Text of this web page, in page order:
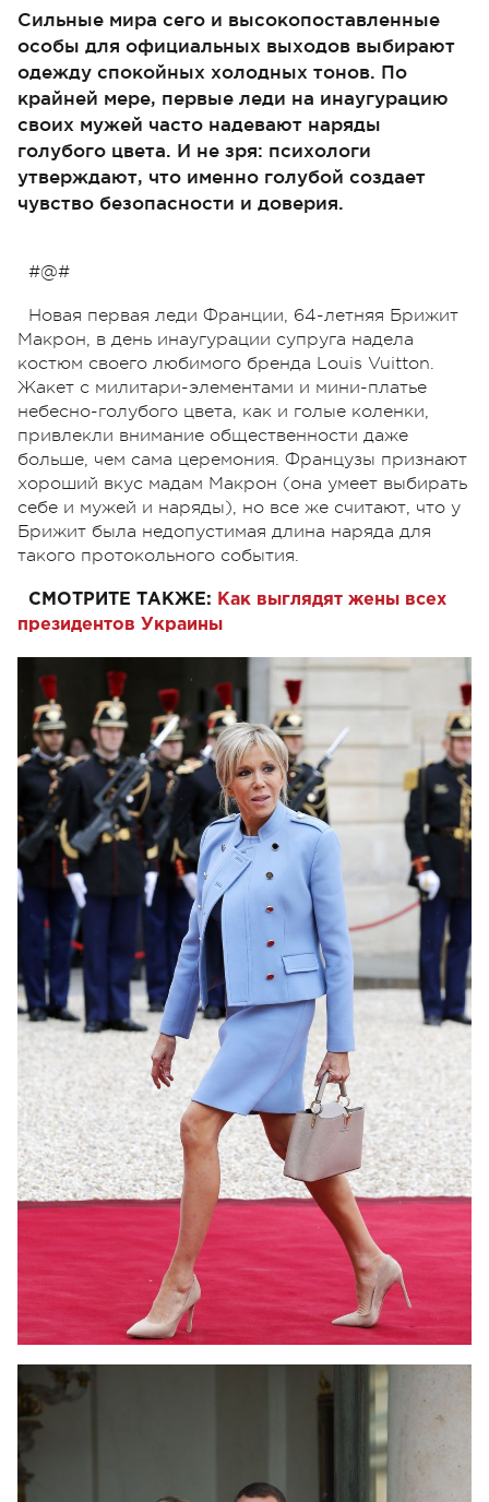
Сильные мира сего и высокопоставленные
особы для официальных выходов выбирают
одежду спокойных холодных тонов. По
крайней мере, первые леди на инаугурацию
своих мужей часто надевают наряды
голубого цвета. И не зря: психологи
утверждают, что именно голубой создает
чувство безопасности и доверия.
#@#
Новая первая леди Франции, 64-летняя Брижит
Макрон, в день инаугурации супруга надела
костюм своего любимого бренда Louis Vuitton.
Жакет с милитари-элементами и мини-платье
небесно-голубого цвета, как и голые коленки,
привлекли внимание общественности даже
больше, чем сама церемония. Французы признают
хороший вкус мадам Макрон (она умеет выбирать
себе и мужей и наряды), но все же считают, что у
Брижит была недопустимая длина наряда для
такого протокольного события.
СМОТРИТЕ ТАКЖЕ: Как выглядят жены всех
президентов Украины